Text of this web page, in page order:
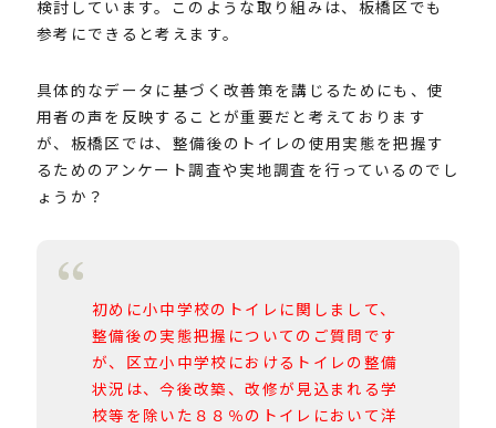
検討しています。このような取り組みは、板橋区でも
参考にできると考えます。
具体的なデータに基づく改善策を講じるためにも、使
用者の声を反映することが重要だと考えております
が、板橋区では、整備後のトイレの使用実態を把握す
るためのアンケート調査や実地調査を行っているのでし
ょうか？
初めに小中学校のトイレに関しまして、
整備後の実態把握についてのご質問です
が、区立小中学校におけるトイレの整備
状況は、今後改築、改修が見込まれる学
校等を除いた８８％のトイレにおいて洋